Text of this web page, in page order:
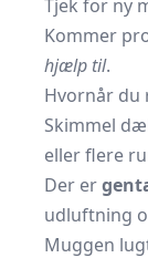
Tjek for ny
Kommer
hjælp til.
Hvornår
Skimmel
eller flere
Der er
udluftning
Muggen